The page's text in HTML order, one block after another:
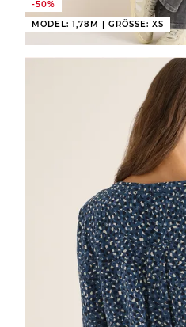
-50%
MODEL: 1,78M | GRÖSSE: XS